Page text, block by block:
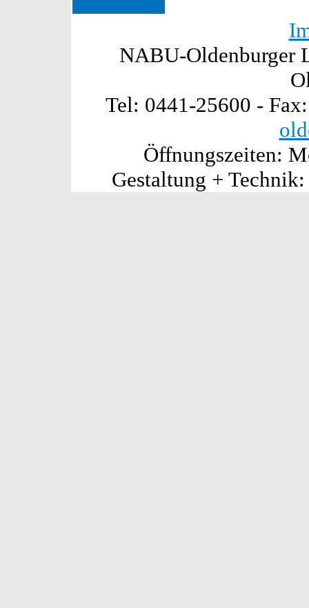
NABU-Oldenburger
Tel: 0441-25600 -
Öffnungszeiten:
Gestaltung +